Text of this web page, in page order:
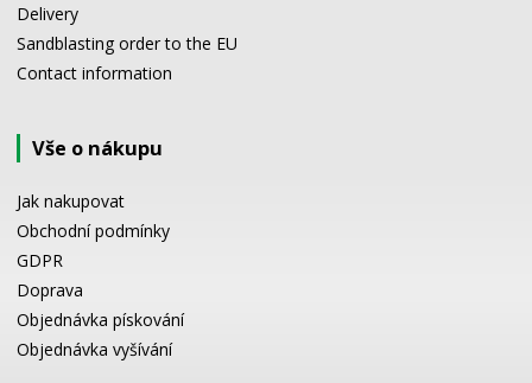
Delivery
Sandblasting order to the EU
Contact information
Vše o nákupu
Jak nakupovat
Obchodní podmínky
GDPR
Doprava
Objednávka pískování
Objednávka vyšívání